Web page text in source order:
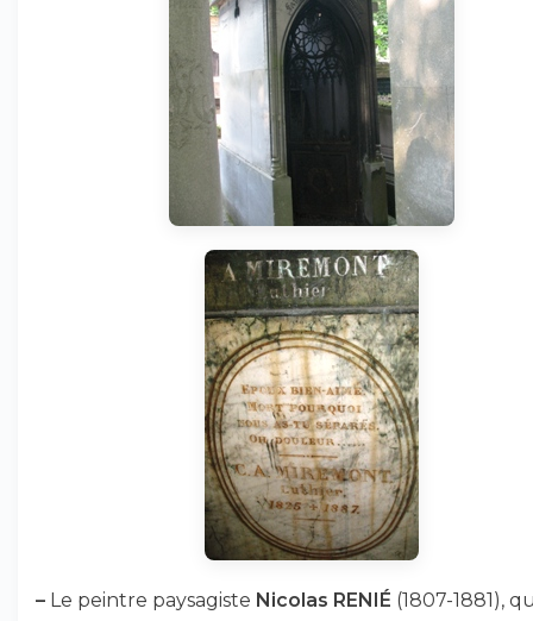
– Le peintre paysagiste Nicolas RENIÉ (1807-1881),